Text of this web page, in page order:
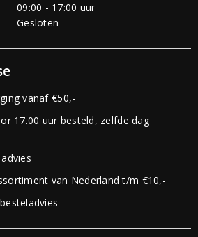
09:00 - 17:00 uur
Gesloten
vanaf €50,-
17.00 uur besteld, zelfde dag
van Nederland t/m €10,-